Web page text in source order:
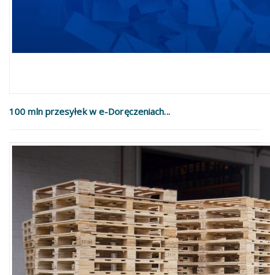
100 mln przesyłek w e-Doręczeniach...